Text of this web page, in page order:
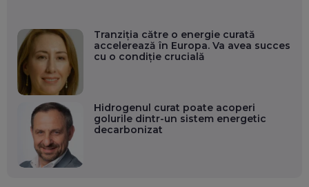
Tranziția către o energie curată
accelerează în Europa. Va avea succes
cu o condiție crucială
Hidrogenul curat poate acoperi
golurile dintr-un sistem energetic
decarbonizat